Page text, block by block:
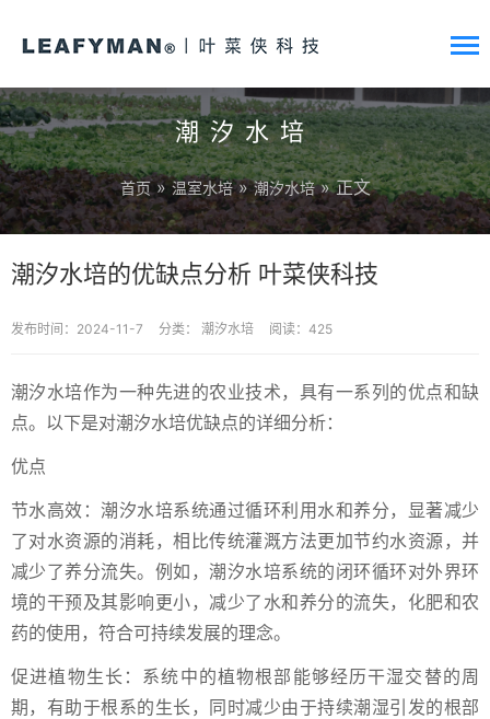
潮汐水培
首页 »温室水培»潮汐水培» 正文
潮汐水培的优缺点分析 叶菜侠科技
发布时间：2024-11-7 分类： 潮汐水培 阅读：425
潮汐水培作为一种先进的农业技术，具有一系列的优点和缺
点。以下是对潮汐水培优缺点的详细分析：
优点
节水高效：潮汐水培系统通过循环利用水和养分，显著减少
了对水资源的消耗，相比传统灌溉方法更加节约水资源，并
减少了养分流失。例如，潮汐水培系统的闭环循环对外界环
境的干预及其影响更小，减少了水和养分的流失，化肥和农
药的使用，符合可持续发展的理念。
促进植物生长：系统中的植物根部能够经历干湿交替的周
期，有助于根系的生长，同时减少由于持续潮湿引发的根部